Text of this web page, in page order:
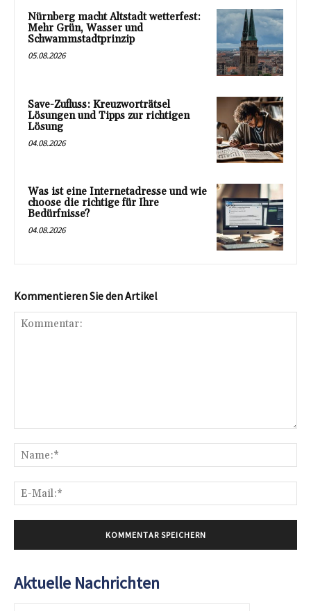
Nürnberg macht Altstadt wetterfest:
Mehr Grün, Wasser und
Schwammstadtprinzip
05.08.2026
Save-Zufluss: Kreuzworträtsel
Lösungen und Tipps zur richtigen
Lösung
04.08.2026
Was ist eine Internetadresse und wie
choose die richtige für Ihre
Bedürfnisse?
04.08.2026
Kommentieren Sie den Artikel
Aktuelle Nachrichten